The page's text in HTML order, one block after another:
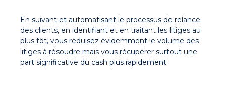
En suivant et automatisant le processus de relance
des clients, en identifiant et en traitant les litiges au
plus tôt, vous réduisez évidemment le volume des
litiges à résoudre mais vous récupérer surtout une
part significative du cash plus rapidement.